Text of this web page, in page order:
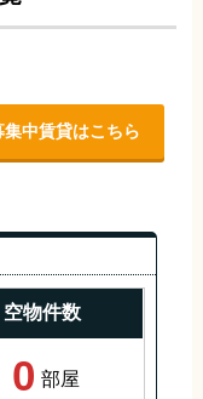
集中賃貸はこちら
空物件数
0 部屋